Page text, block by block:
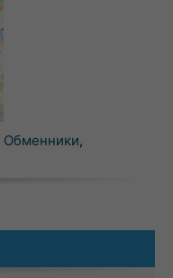
Обменники,